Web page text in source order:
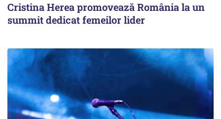
Cristina Herea promovează România la un
summit dedicat femeilor lider